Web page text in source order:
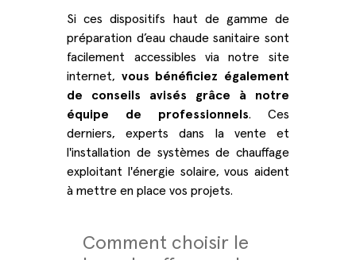
Si ces dispositifs haut de gamme de
préparation d’eau chaude sanitaire sont
facilement accessibles via notre site
internet, vous bénéficiez également
de conseils avisés grâce à notre
équipe de professionnels. Ces
derniers, experts dans la vente et
l'installation de systèmes de chauffage
exploitant l'énergie solaire, vous aident
à mettre en place vos projets.
Comment choisir le